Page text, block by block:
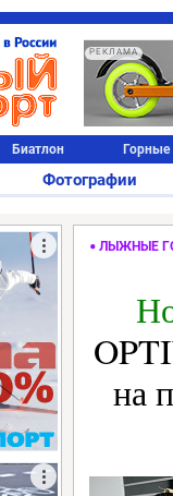
РЕКЛАМА
Биатлон
Фотографии
ЛЫЖНЫЕ
на